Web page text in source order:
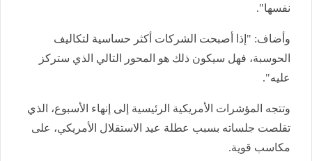
نفسها".
وأضاف: "إذا أصبحت الشركات أكثر حساسية لتكاليف
الحوسبة، فهل سيكون ذلك هو المحور التالي الذي ستركز
عليه".
وتتجه المؤشرات الأمريكية الرئيسية إلى إنهاء الأسبوع، الذي
تقلصت جلساته بسبب عطلة عيد الاستقلال الأمريكي، على
مكاسب قوية.